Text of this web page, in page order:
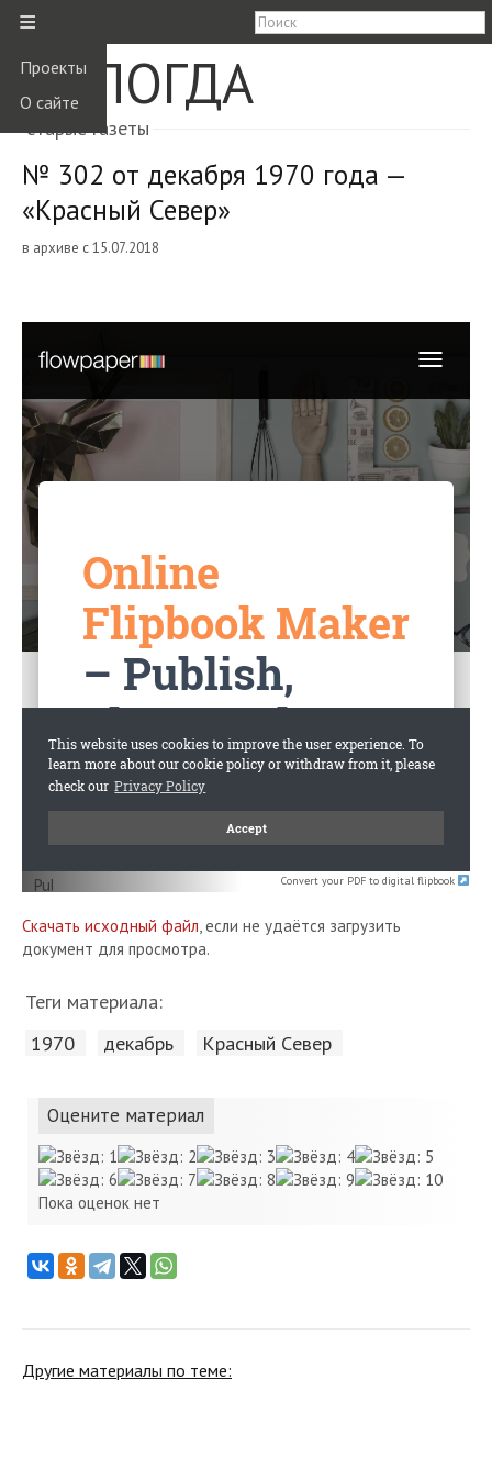
≡
Проекты
О сайте
ВОЛОГДА
старые газеты
№ 302 от декабря 1970 года —
«Красный Север»
в архиве с 15.07.2018
Convert your PDF to digital flipbook
Скачать исходный файл, если не удаётся загрузить
документ для просмотра.
Теги материала:
1970 декабрь Красный Cевер
Оцените материал
Пока оценок нет
Другие материалы по теме: